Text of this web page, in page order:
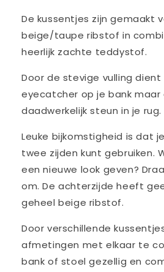
De kussentjes zijn gemaakt
beige/taupe ribstof in
heerlijk zachte teddystof.
Door de stevige vulling
eyecatcher op je bank
daadwerkelijk steun in je rug.
Leuke bijkomstigheid is dat
twee zijden kunt gebruiken.
een nieuwe look geven?
om. De achterzijde heeft
geheel beige ribstof.
Door verschillende
afmetingen met elkaar te
bank of stoel gezellig en